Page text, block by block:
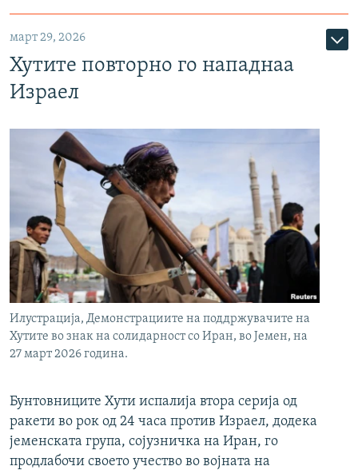
март 29, 2026
Хутите повторно го нападнаа
Израел
Илустрација, Демонстрациите на поддржувачите на
Хутите во знак на солидарност со Иран, во Јемен, на
27 март 2026 година.
Бунтовниците Хути испалија втора серија од
ракети во рок од 24 часа против Израел, додека
јеменската група, сојузничка на Иран, го
продлабочи своето учество во војната на